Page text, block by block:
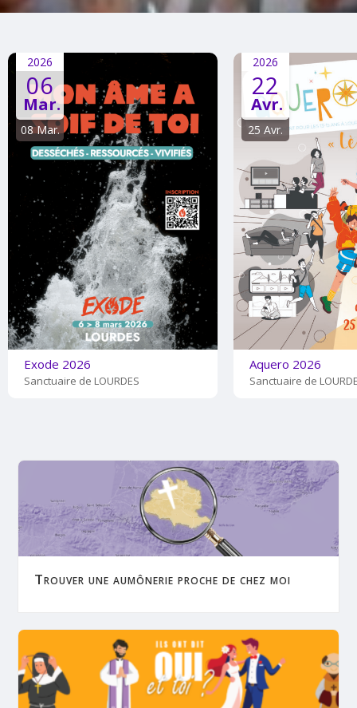
06
Mar.
2026
08 Mar.
2026
Sanctuaire de LOURDES
Exode 2026
22
Avr.
2026
25 Avr.
Sanctuaire de
Aquero 2026
Trouver une aumônerie proche de chez moi